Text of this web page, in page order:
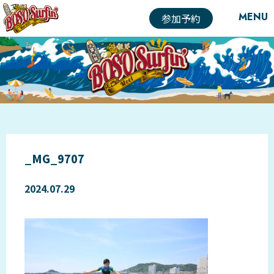
参加予約 MENU
_MG_9707
2024.07.29